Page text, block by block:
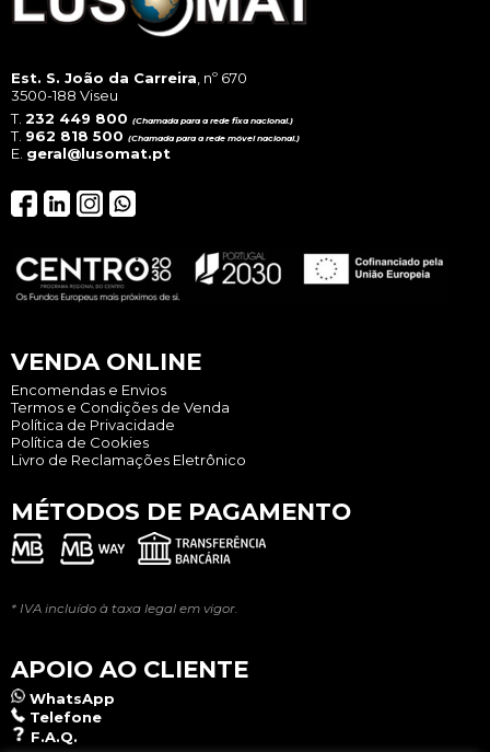
Est. S. João da Carreira, nº 670
3500-188 Viseu
T. 232 449 800 (Chamada para a rede fixa nacional.)
T. 962 818 500 (Chamada para a rede móvel nacional.)
E. geral@lusomat.pt
VENDA ONLINE
Encomendas e Envios
Termos e Condições de Venda
Política de Privacidade
Política de Cookies
Livro de Reclamações Eletrônico
MÉTODOS DE PAGAMENTO
* IVA incluído à taxa legal em vigor.
APOIO AO CLIENTE
WhatsApp
Telefone
F.A.Q.